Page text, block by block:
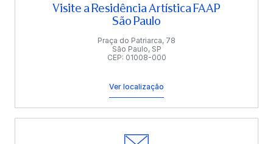
Visite a Residência Artística FAAP
São Paulo
Praça do Patriarca, 78
São Paulo, SP
CEP: 01008-000
Ver localização